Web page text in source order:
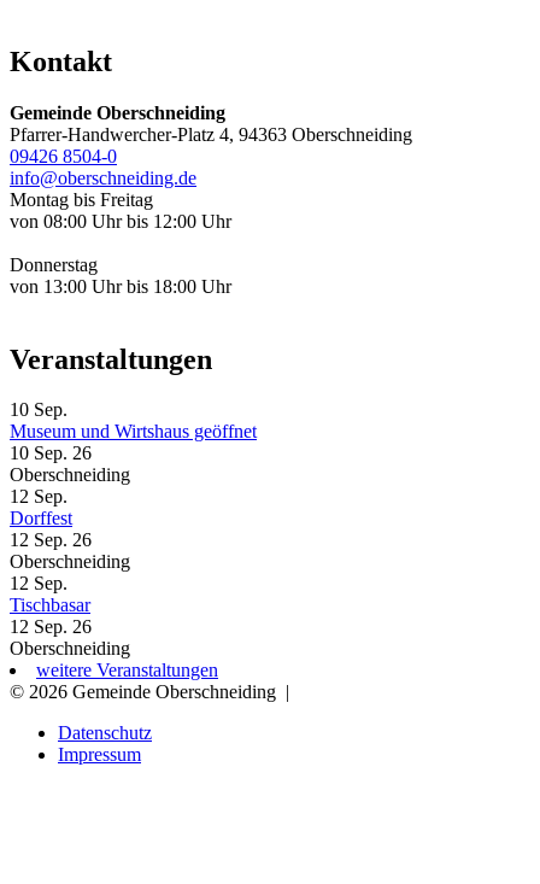
Kontakt
Gemeinde Oberschneiding
Pfarrer-Handwercher-Platz 4, 94363 Oberschneiding
09426 8504-0
info@oberschneiding.de
Montag bis Freitag
von 08:00 Uhr bis 12:00 Uhr
Donnerstag
von 13:00 Uhr bis 18:00 Uhr
Veranstaltungen
10 Sep.
Museum und Wirtshaus geöffnet
10 Sep. 26
Oberschneiding
12 Sep.
Dorffest
12 Sep. 26
Oberschneiding
12 Sep.
Tischbasar
12 Sep. 26
Oberschneiding
weitere Veranstaltungen
© 2026 Gemeinde Oberschneiding |
Datenschutz
Impressum